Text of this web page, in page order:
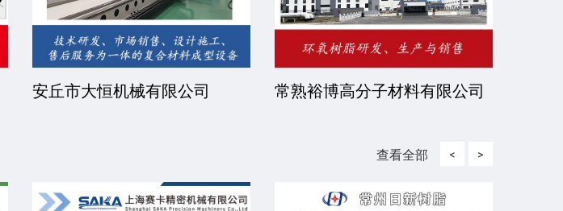
安丘市大恒机械有限公司 常熟裕博高分子材料有限公司
查看全部 < >